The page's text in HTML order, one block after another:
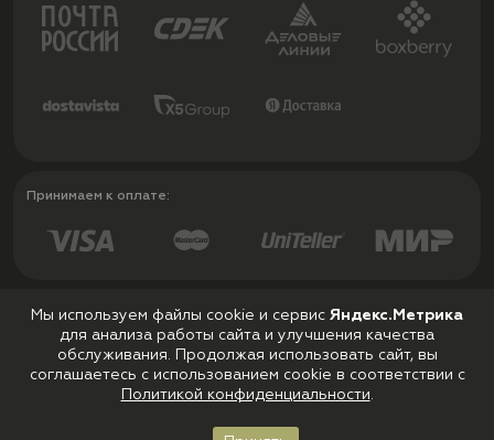
Принимаем к оплате:
Политика конфиденциальности
Пользовательское соглашение
Мы используем файлы cookie и сервис Яндекс.Метрика
для анализа работы сайта и улучшения качества
обслуживания. Продолжая использовать сайт, вы
соглашаетесь с использованием cookie в соответствии с
Политикой конфиденциальности.